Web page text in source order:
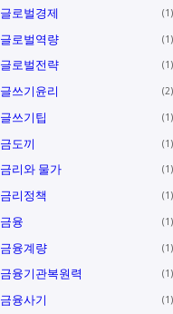
글로벌경제 1
글로벌역량 1
글로벌전략 1
글쓰기윤리 2
글쓰기팁 1
금도끼 1
금리와 물가 1
금리정책 1
금융 1
금융계량 1
금융기관복원력 1
금융사기 1